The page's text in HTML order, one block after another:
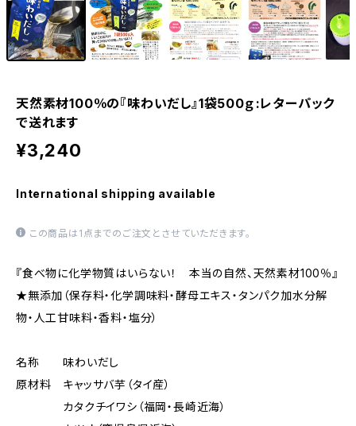
天然素材100％の『味わいだし』1袋500ｇ:レターパック
で送れます
¥3,240
International shipping available
この商品は1点までのご注文とさせていただきます。
『食べ物に化学物質はいらない！ 本当の自然、天然素材100％』
★無添加（保存料・化学調味料・酵母エキス・タンパク加水分解
物・人工甘味料・香料・塩分）
名称 味わいだし
原材料 キャッサバ芋（タイ産）
カタクチイワシ（福岡・長崎近海）